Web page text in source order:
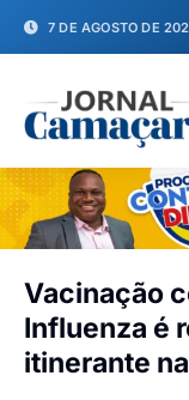
7 DE AGOSTO DE
Vacinação
Influenza é
itinerante